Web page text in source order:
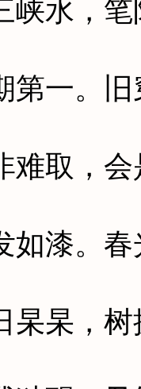
水，笔
一。旧
取，会
漆。春
杲，树